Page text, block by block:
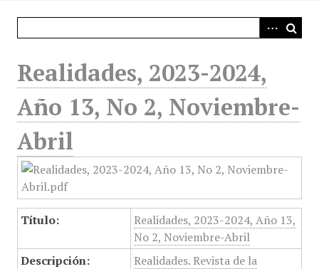
Realidades, 2023-2024,
Año 13, No 2, Noviembre-
Abril
Título:
Realidades, 2023-2024, Año 13,
No 2, Noviembre-Abril
Descripción:
Realidades. Revista de la